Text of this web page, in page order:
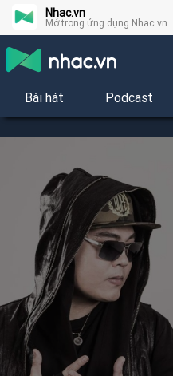
Nhac.vn
Mở trong ứng dụng Nhac.vn
Bài hát Podcast